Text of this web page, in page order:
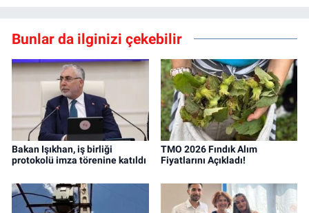
Bunlar da ilginizi çekebilir
Bakan Işıkhan, iş birliği
protokolü imza törenine katıldı
TMO 2026 Fındık Alım
Fiyatlarını Açıkladı!